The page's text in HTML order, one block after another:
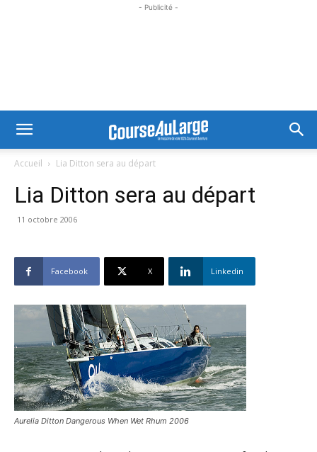
- Publicité -
Accueil Lia Ditton sera au départ
Lia Ditton sera au départ
11 octobre 2006
Facebook X Linkedin
Aurelia Ditton Dangerous When Wet Rhum 2006